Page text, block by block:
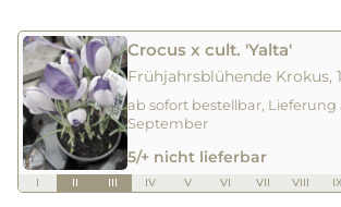
Crocus x cult. 'Yalta'
Frühjahrsblühende Krokus,
ab sofort bestellbar, Lieferung
September
5/+ nicht lieferbar
I II III IV V VI VII VIII